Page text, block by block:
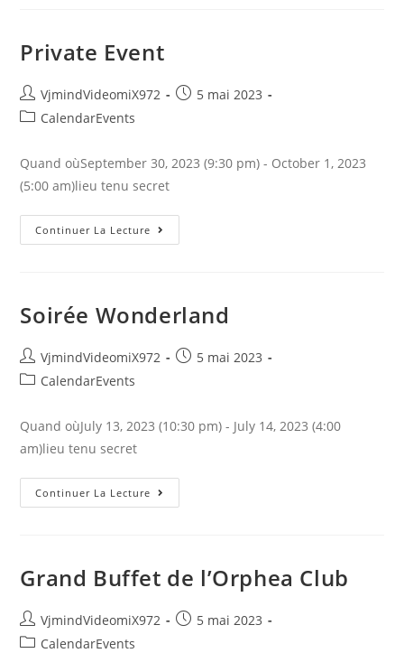
Private Event
Auteur/autrice
de
VjmindVideomiX972
Publication
5 mai 2023
PostCalendarEvents
Quand oùSeptember 30, 2023 (9:30 pm) - October 1, 2023
(5:00 am)lieu tenu secret
Continuer La Lecture Private
Event
Soirée Wonderland
Auteur/autrice
de
VjmindVideomiX972
Publication
5 mai 2023
PostCalendarEvents
Quand oùJuly 13, 2023 (10:30 pm) - July 14, 2023 (4:00
am)lieu tenu secret
Continuer La Lecture Soirée
Wonderland
Grand Buffet de l’Orphea Club
Auteur/autrice
de
VjmindVideomiX972
Publication
5 mai 2023
PostCalendarEvents